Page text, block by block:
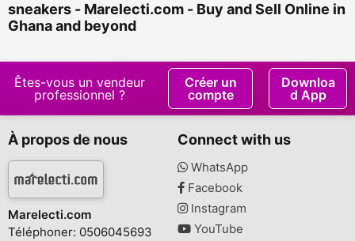
sneakers - Marelecti.com - Buy and Sell Online in
Ghana and beyond
Êtes-vous un vendeur
professionnel ?
Créer un
compte
Downloa
d App
À propos de nous
Marelecti.com
Téléphoner: 0506045693
Connect with us
WhatsApp
Facebook
Instagram
YouTube